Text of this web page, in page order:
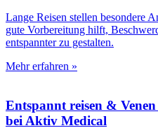
Lange Reisen stellen besondere
gute Vorbereitung hilft,
entspannter zu gestalten.
Mehr erfahren »
Entspannt reisen &
bei Aktiv Medical